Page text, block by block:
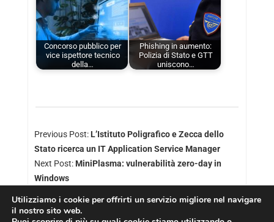
Concorso pubblico per
vice ispettore tecnico
della…
Phishing in aumento:
Polizia di Stato e GTT
uniscono…
Previous Post: L’Istituto Poligrafico e Zecca dello
Stato ricerca un IT Application Service Manager
Next Post: MiniPlasma: vulnerabilità zero-day in
Windows
Utilizziamo i cookie per offrirti un servizio migliore nel navigare
il nostro sito web.